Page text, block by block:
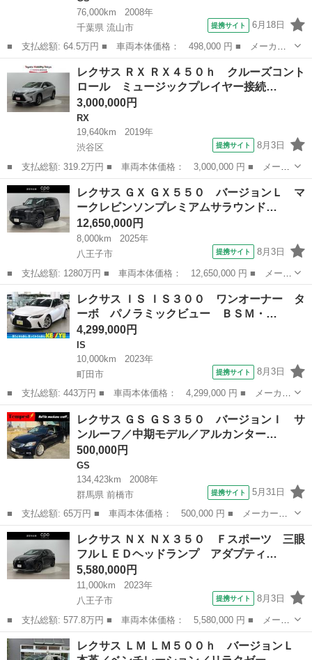
76,000km
2008年
千葉県 流山市
提携サイト 6月18日
■ 支払総額: 64.5万円 ■ 車両本体価格： 498,000 円 ■ メーカー
名： レクサス ■ 車種名： ＧＳ ■ グレード名： ＧＳ４５０
ｈ バージョンＩ 本革シート 純正マルチ 純正１８インチアル
ミ フルセグＴＶ...
千葉 流山市 GS
レクサス ＲＸ ＲＸ４５０ｈ クルーズコント
ロール ミュージックプレイヤー接続…
3,000,000円
RX
19,640km
2019年
渋谷区
提携サイト 8月3日
■ 支払総額: 319.2万円 ■ 車両本体価格： 3,000,000 円 ■ メーカ
ー名： レクサス ■ 車種名： ＲＸ ■ グレード名： ＲＸ４５０
ｈ クルーズコントロール ミュージックプレイヤー接続可 電動シ
ート Ｄ...
東京 渋谷区 RX
レクサス ＧＸ ＧＸ５５０ バージョンＬ マ
ークレビンソンプレミアムサラウンド…
12,650,000円
8,000km
2025年
八王子市
提携サイト 8月3日
■ 支払総額: 1280万円 ■ 車両本体価格： 12,650,000 円 ■ メーカ
ー名： レクサス ■ 車種名： ＧＸ ■ グレード名： ＧＸ５５
０ バージョンＬ マークレビンソンプレミアムサラウンドサウンド
システム ...
東京 八王子市 レクサス
レクサス ＩＳ ＩＳ３００ ワンオーナー タ
ーボ パノラミックビュー ＢＳＭ・…
4,299,000円
IS
10,000km
2023年
町田市
提携サイト 8月3日
■ 支払総額: 443万円 ■ 車両本体価格： 4,299,000 円 ■ メーカー
名： レクサス ■ 車種名： ＩＳ ■ グレード名： ＩＳ３００
ワンオーナー ターボ パノラミックビュー ＢＳＭ・ＰＫＳＢ セ
ーフティシ...
東京 町田市 IS
レクサス ＧＳ ＧＳ３５０ バージョンＩ サ
ンルーフ／中期モデル／アルカンター…
500,000円
GS
134,423km
2008年
群馬県 前橋市
提携サイト 5月31日
■ 支払総額: 65万円 ■ 車両本体価格： 500,000 円 ■ メーカー
名： レクサス ■ 車種名： ＧＳ ■ グレード名： ＧＳ３５０
バージョンＩ サンルーフ／中期モデル／アルカンターラルーフ／レ
クサス純正４ＰＯ...
群馬 前橋市 GS
レクサス ＮＸ ＮＸ３５０ Ｆスポーツ 三眼
フルＬＥＤヘッドランプ アダプティ…
5,580,000円
11,000km
2023年
八王子市
提携サイト 8月3日
■ 支払総額: 577.8万円 ■ 車両本体価格： 5,580,000 円 ■ メーカ
ー名： レクサス ■ 車種名： ＮＸ ■ グレード名： ＮＸ３５
０ Ｆスポーツ 三眼フルＬＥＤヘッドランプ アダプティブハイビ
東京 八王子市 レクサス
レクサス ＬＭ ＬＭ５００ｈ バージョンＬ